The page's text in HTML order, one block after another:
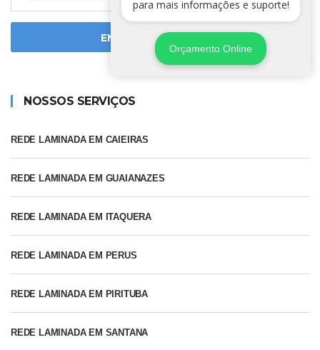
ENVIAR SOLICITAÇÃO
NOSSOS SERVIÇOS
REDE LAMINADA EM CAIEIRAS
REDE LAMINADA EM GUAIANAZES
REDE LAMINADA EM ITAQUERA
REDE LAMINADA EM PERUS
REDE LAMINADA EM PIRITUBA
REDE LAMINADA EM SANTANA
para mais informações e suporte!
Orçamento Online